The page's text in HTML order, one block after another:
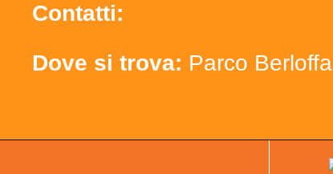
Contatti:
Dove si trova: Parco Berloffa